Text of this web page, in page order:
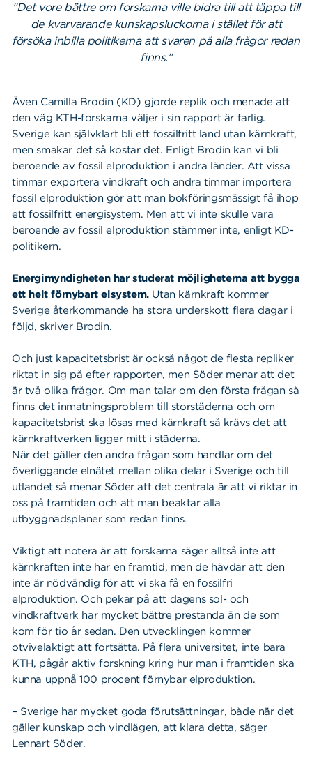
”Det vore bättre om forskarna ville bidra till att täppa till
de kvarvarande kunskapsluckorna i stället för att
försöka inbilla politikerna att svaren på alla frågor redan
finns.”
Även Camilla Brodin (KD) gjorde replik och menade att
den väg KTH-forskarna väljer i sin rapport är farlig.
Sverige kan självklart bli ett fossilfritt land utan kärnkraft,
men smakar det så kostar det. Enligt Brodin kan vi bli
beroende av fossil elproduktion i andra länder. Att vissa
timmar exportera vindkraft och andra timmar importera
fossil elproduktion gör att man bokföringsmässigt få ihop
ett fossilfritt energisystem. Men att vi inte skulle vara
beroende av fossil elproduktion stämmer inte, enligt KD-
politikern.
Energimyndigheten har studerat möjligheterna att bygga
ett helt förnybart elsystem. Utan kärnkraft kommer
Sverige återkommande ha stora underskott flera dagar i
följd, skriver Brodin.
Och just kapacitetsbrist är också något de flesta repliker
riktat in sig på efter rapporten, men Söder menar att det
är två olika frågor. Om man talar om den första frågan så
finns det inmatningsproblem till storstäderna och om
kapacitetsbrist ska lösas med kärnkraft så krävs det att
kärnkraftverken ligger mitt i städerna.
När det gäller den andra frågan som handlar om det
överliggande elnätet mellan olika delar i Sverige och till
utlandet så menar Söder att det centrala är att vi riktar in
oss på framtiden och att man beaktar alla
utbyggnadsplaner som redan finns.
Viktigt att notera är att forskarna säger alltså inte att
kärnkraften inte har en framtid, men de hävdar att den
inte är nödvändig för att vi ska få en fossilfri
elproduktion. Och pekar på att dagens sol- och
vindkraftverk har mycket bättre prestanda än de som
kom för tio år sedan. Den utvecklingen kommer
otvivelaktigt att fortsätta. På flera universitet, inte bara
KTH, pågår aktiv forskning kring hur man i framtiden ska
kunna uppnå 100 procent förnybar elproduktion.
– Sverige har mycket goda förutsättningar, både när det
gäller kunskap och vindlägen, att klara detta, säger
Lennart Söder.